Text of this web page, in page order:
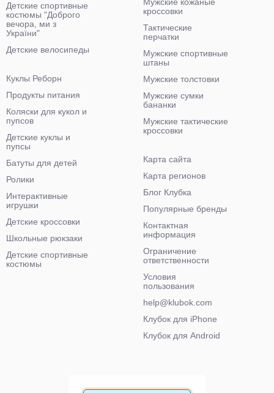
Детские спортивные
костюмы "Доброго
вечора, ми з
України"
Детские велосипеды
кроссовки
Тактические
перчатки
Мужские спортивные
штаны
Мужские толстовки
Мужские сумки
бананки
Мужские тактические
кроссовки
Куклы Реборн
Продукты питания
Коляски для кукол и
пупсов
Детские куклы и
пупсы
Батуты для детей
Ролики
Интерактивные
игрушки
Детские кроссовки
Школьные рюкзаки
Детские спортивные
костюмы
Карта сайта
Карта регионов
Блог Клубка
Популярные бренды
Контактная
информация
Ограничение
ответственности
Условия
пользования
help@klubok.com
Клубок для iPhone
Клубок для Android